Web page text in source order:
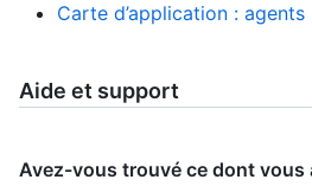
Carte d’application :
Aide et support
Avez-vous trouvé ce dont vous